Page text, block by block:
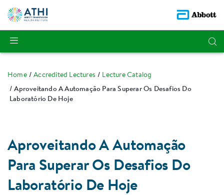
Home Accredited Lectures
Lecture Catalog
Aproveitando A Automação Para Superar Os Desafios Do
Laboratório De Hoje
Aproveitando A Automação
Para Superar Os Desafios Do
Laboratório De Hoje